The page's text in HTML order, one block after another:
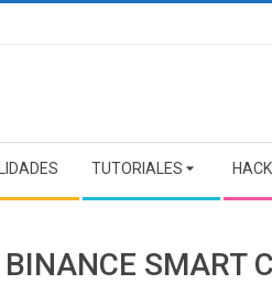
TUTORIALES
BINANCE SMART